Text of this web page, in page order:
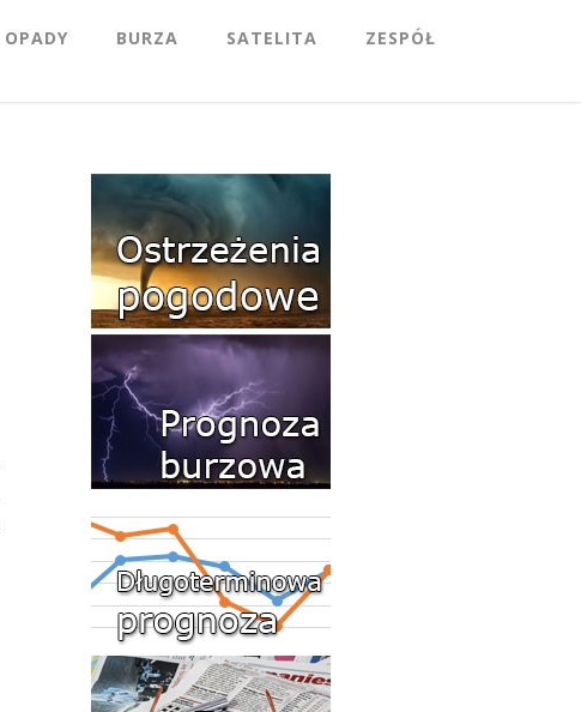
OPADY BURZA SATELITA ZESPÓŁ